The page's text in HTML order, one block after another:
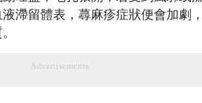
滯留體表，蕁麻疹症狀便會加劇
Advertisements